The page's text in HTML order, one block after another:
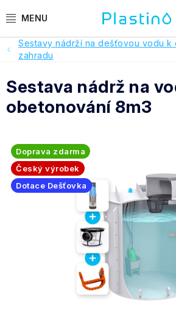
na
PRODUKTY
Reference a hodnocení
O nás
Realizace
Dotace Dešťovka
Pomoc s výběrem
Sestavy nádrží na dešťovou vodu k
zahradu
Sestava nádrž na
obetonování 8m3
Doprava zdarma
Český výrobek
Dotace Dešťovka